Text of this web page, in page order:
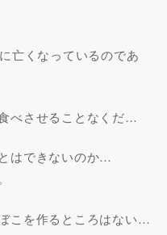
亡くなっているのであ
べさせることなくだ…
はできないのか…
こを作るところはない…